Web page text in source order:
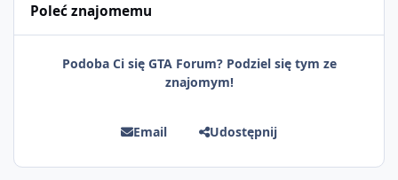
Poleć znajomemu
Podoba Ci się GTA Forum? Podziel się tym ze
znajomym!
Email Udostępnij